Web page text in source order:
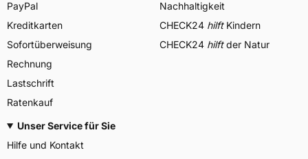
PayPal
Kreditkarten
Sofortüberweisung
Rechnung
Lastschrift
Ratenkauf
Nachhaltigkeit
CHECK24 hilftKindern
CHECK24 hilftder Natur
Unser Service für Sie
Hilfe und Kontakt